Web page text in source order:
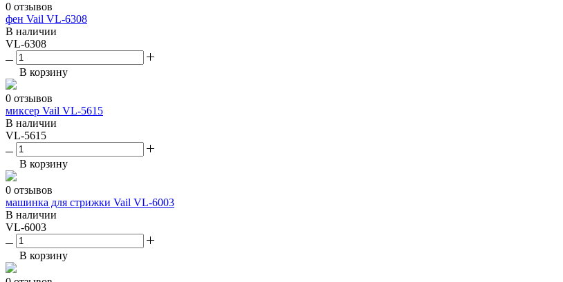
0 отзывов
фен Vail VL-6308
В наличии
VL-6308
В корзину
0 отзывов
миксер Vail VL-5615
В наличии
VL-5615
В корзину
0 отзывов
машинка для стрижки Vail VL-6003
В наличии
VL-6003
В корзину